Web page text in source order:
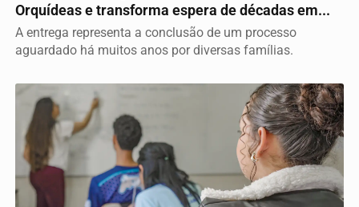
Orquídeas e transforma espera de décadas em...
A entrega representa a conclusão de um processo
aguardado há muitos anos por diversas famílias.